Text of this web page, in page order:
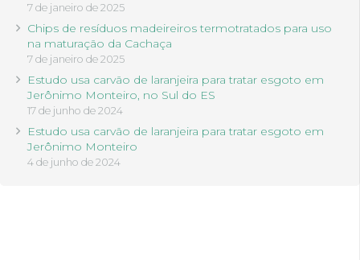
7 de janeiro de 2025
Chips de resíduos madeireiros termotratados para uso
na maturação da Cachaça
7 de janeiro de 2025
Estudo usa carvão de laranjeira para tratar esgoto em
Jerônimo Monteiro, no Sul do ES
17 de junho de 2024
Estudo usa carvão de laranjeira para tratar esgoto em
Jerônimo Monteiro
4 de junho de 2024